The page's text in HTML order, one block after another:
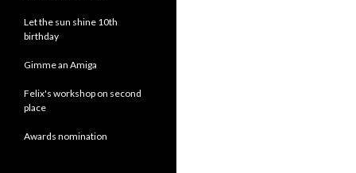
Let the sun shine 10th
birthday
Gimme an Amiga
Felix's workshop on second
place
Awards nomination